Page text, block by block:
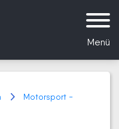
Menü
Motorsport -